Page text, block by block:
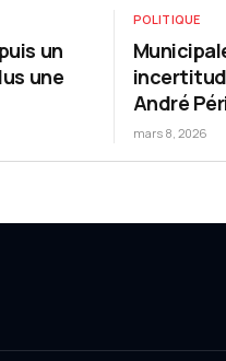
un
une
POLITIQUE
André
mars 8, 2026